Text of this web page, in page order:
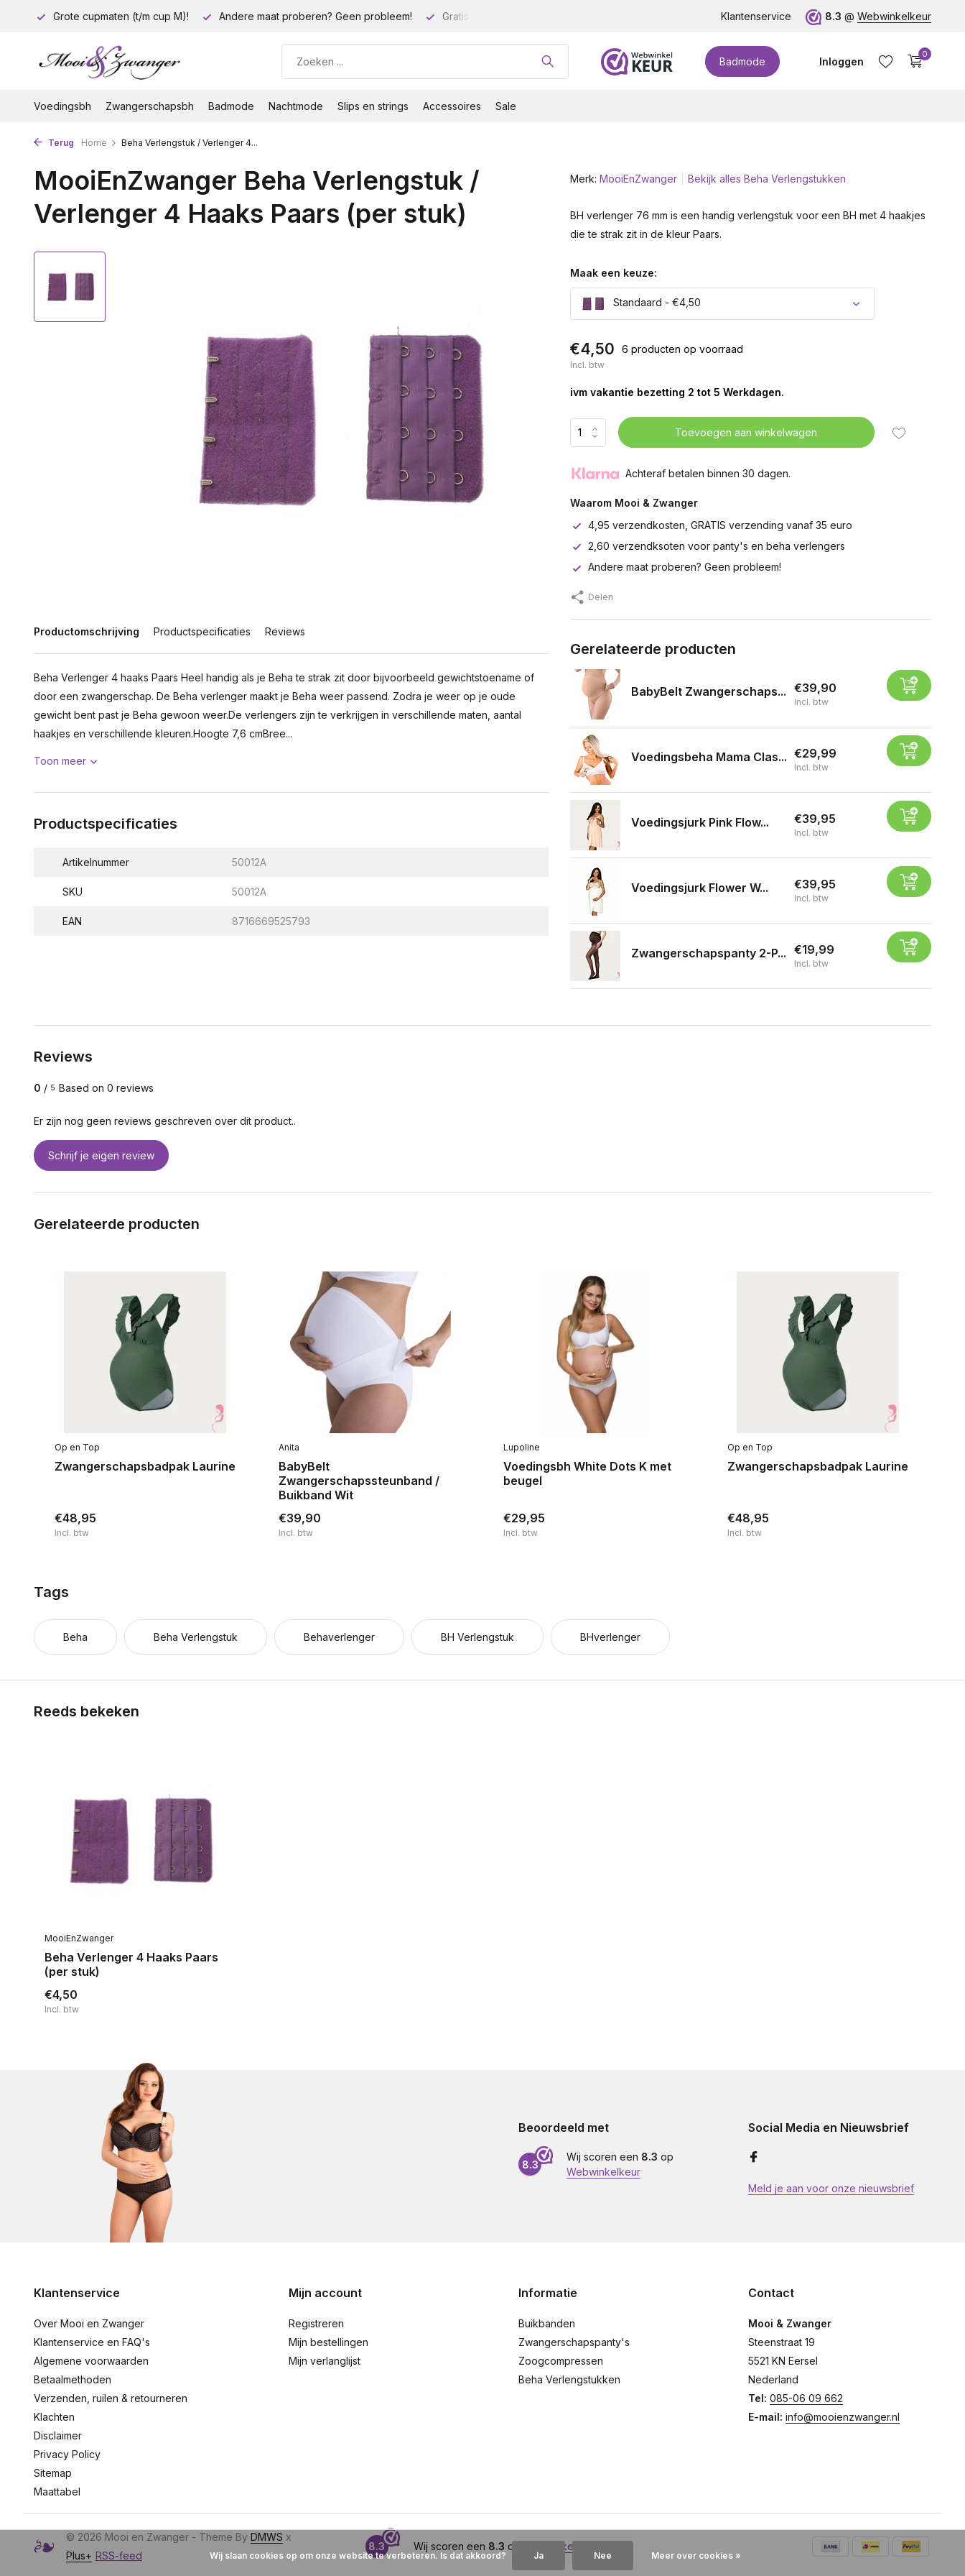
Grote cupmaten (t/m cup M)! Andere maat proberen? Geen probleem! Gratis verzending vanaf 35 euro! Grote cupmaten (t/m cup M)!
Klantenservice 8.3 @ Webwinkelkeur
Badmode Inloggen
0
Voedingsbh Zwangerschapsbh Badmode Nachtmode Slips en strings Accessoires Sale
Terug Home Beha Verlengstuk / Verlenger 4...
MooiEnZwanger Beha Verlengstuk /
Verlenger 4 Haaks Paars (per stuk)
Productomschrijving Productspecificaties Reviews
Beha Verlenger 4 haaks Paars Heel handig als je Beha te strak zit door bijvoorbeeld gewichtstoename of
door een zwangerschap. De Beha verlenger maakt je Beha weer passend. Zodra je weer op je oude
gewicht bent past je Beha gewoon weer.De verlengers zijn te verkrijgen in verschillende maten, aantal
haakjes en verschillende kleuren.Hoogte 7,6 cmBree...
Toon meer
Productspecificaties
Artikelnummer 50012A
SKU 50012A
EAN 8716669525793
Merk: MooiEnZwanger Bekijk alles Beha Verlengstukken
BH verlenger 76 mm is een handig verlengstuk voor een BH met 4 haakjes
die te strak zit in de kleur Paars.
Maak een keuze:
Standaard - €4,50
€4,50 6 producten op voorraad
Incl. btw
ivm vakantie bezetting 2 tot 5 Werkdagen.
Toevoegen aan winkelwagen
Achteraf betalen binnen 30 dagen.
Waarom Mooi & Zwanger
4,95 verzendkosten, GRATIS verzending vanaf 35 euro
2,60 verzendksoten voor panty's en beha verlengers
Andere maat proberen? Geen probleem!
Delen
Gerelateerde producten
BabyBelt Zwangerschaps... €39,90
Incl. btw
Voedingsbeha Mama Clas... €29,99
Incl. btw
Voedingsjurk Pink Flow... €39,95
Incl. btw
Voedingsjurk Flower W... €39,95
Incl. btw
Zwangerschapspanty 2-P... €19,99
Incl. btw
Reviews
0 / 5 Based on 0 reviews
Er zijn nog geen reviews geschreven over dit product..
Schrijf je eigen review
Gerelateerde producten
Op en Top
Zwangerschapsbadpak Laurine
€48,95
Incl. btw
Anita
BabyBelt
Zwangerschapssteunband /
Buikband Wit
€39,90
Incl. btw
Lupoline
Voedingsbh White Dots K met
beugel
€29,95
Incl. btw
Op en Top
Zwangerschapsbadpak Laurine
€48,95
Incl. btw
Tags
Beha Beha Verlengstuk Behaverlenger BH Verlengstuk BHverlenger
Reeds bekeken
MooiEnZwanger
Beha Verlenger 4 Haaks Paars
(per stuk)
€4,50
Incl. btw
Beoordeeld met
8.3
Wij scoren een 8.3 op
Webwinkelkeur
Social Media en Nieuwsbrief
Meld je aan voor onze nieuwsbrief
Klantenservice
Over Mooi en Zwanger
Klantenservice en FAQ's
Algemene voorwaarden
Betaalmethoden
Verzenden, ruilen & retourneren
Klachten
Disclaimer
Privacy Policy
Sitemap
Maattabel
Mijn account
Registreren
Mijn bestellingen
Mijn verlanglijst
Informatie
Buikbanden
Zwangerschapspanty's
Zoogcompressen
Beha Verlengstukken
Contact
Mooi & Zwanger
Steenstraat 19
5521 KN Eersel
Nederland
Tel: 085-06 09 662
E-mail: info@mooienzwanger.nl
© 2026 Mooi en Zwanger - Theme By DMWS x
Plus+ RSS-feed
8.3 Wij scoren een 8.3 op Webwinkelkeur
Wij slaan cookies op om onze website te verbeteren. Is dat akkoord? Ja Nee Meer over cookies »